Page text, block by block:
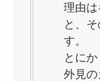
理由
と、
す。
とにか
外見